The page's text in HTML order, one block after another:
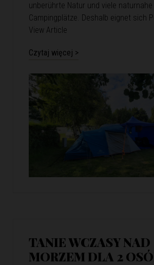
unberührte Natur und viele naturnahe
Campingplätze. Deshalb eignet sich
View Article
Czytaj więcej >
TANIE WCZASY NAD
MORZEM DLA 2